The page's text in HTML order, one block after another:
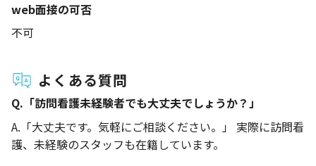
web面接の可否
不可
よくある質問
Q. 「訪問看護未経験者でも大丈夫でしょうか？」
A. 「大丈夫です。気軽にご相談ください。」 実際に訪問看
護、未経験のスタッフも在籍しています。